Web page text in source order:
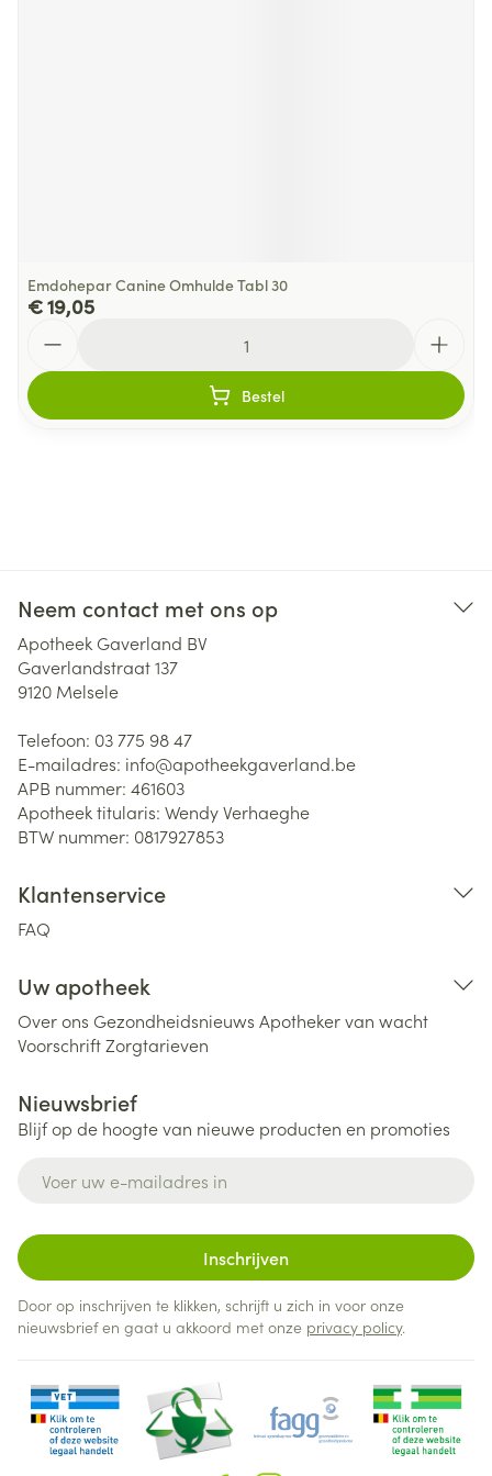
Emdohepar Canine Omhulde Tabl 30
€ 19,05
Bestel
Neem contact met ons op
Apotheek Gaverland BV
Gaverlandstraat 137
9120 Melsele
Telefoon: 03 775 98 47
E-mailadres: info@apotheekgaverland.be
APB nummer: 461603
Apotheek titularis: Wendy Verhaeghe
BTW nummer: 0817927853
Klantenservice
FAQ
Uw apotheek
Over ons Gezondheidsnieuws Apotheker van wacht
VoorschriftZorgtarieven
Nieuwsbrief
Blijf op de hoogte van nieuwe producten en promoties
Inschrijven
Door op inschrijven te klikken, schrijft u zich in voor onze
nieuwsbrief en gaat u akkoord met onze privacy policy.